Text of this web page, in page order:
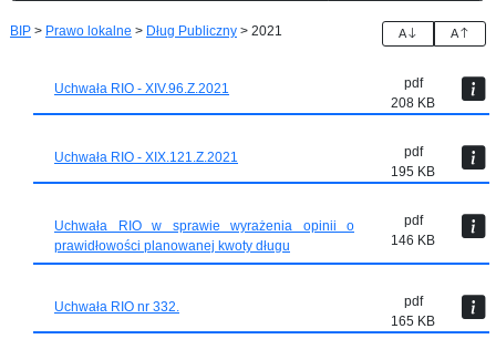
BIP > Prawo lokalne > Dług Publiczny > 2021 A A
Uchwała RIO - XIV.96.Z.2021
pdf
208 KB
Uchwała RIO - XIX.121.Z.2021
pdf
195 KB
Uchwała RIO w sprawie wyrażenia opinii o
prawidłowości planowanej kwoty długu
pdf
146 KB
Uchwała RIO nr 332.
pdf
165 KB